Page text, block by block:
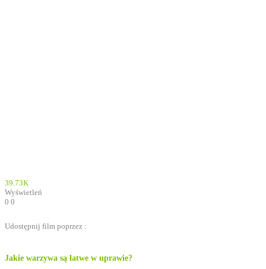
39.73K
Wyświetleń
0 0
Udostępnij film poprzez :
Jakie warzywa są łatwe w uprawie?